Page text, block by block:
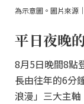
為示意圖。圖片來源
平日夜晚
8月5日晚間8點
長由往年的6分
浪漫」三大主